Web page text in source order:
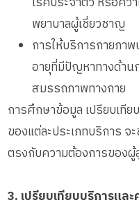
พยาบาลผู้เชี่ยวชาญ
การให้บริการกายภา
อายุที่มีปัญหาทางด้าน
สมรรถภาพทางกาย
การศึกษาข้อมูล เปรียบเทีย
ของแต่ละประเภทบริการ จ
ตรงกับความต้องการของผู้
3. เปรียบเทียบบริการแล